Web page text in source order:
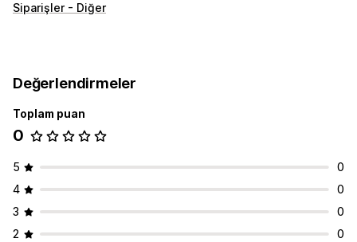
Siparişler - Diğer
Değerlendirmeler
Toplam puan
0
5
0
4
0
3
0
2
0